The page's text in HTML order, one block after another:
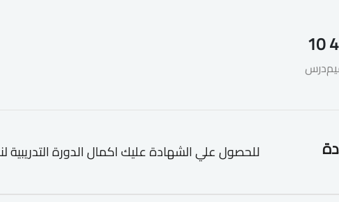
10
درس
للحصول علي الشهادة عليك اكمال الدورة التدريبية